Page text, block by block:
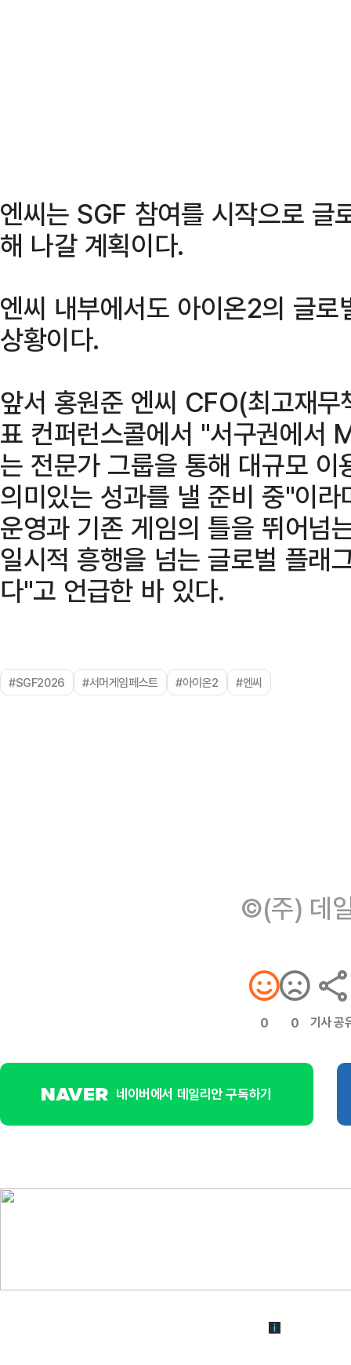
엔씨는 SGF 참여를 시작으로 글
해 나갈 계획이다.
엔씨 내부에서도 아이온2의 글
상황이다.
앞서 홍원준 엔씨 CFO(최고재
표 컨퍼런스콜에서 "서구권에서
는 전문가 그룹을 통해 대규모
의미있는 성과를 낼 준비 중"이
운영과 기존 게임의 틀을 뛰어넘
일시적 흥행을 넘는 글로벌 플
다"고 언급한 바 있다.
#SGF2026 #서머게임페스트 #아이온2 #엔씨
©(주) 데
0 0 기사 공
네이버에서 데일리안 구독하기